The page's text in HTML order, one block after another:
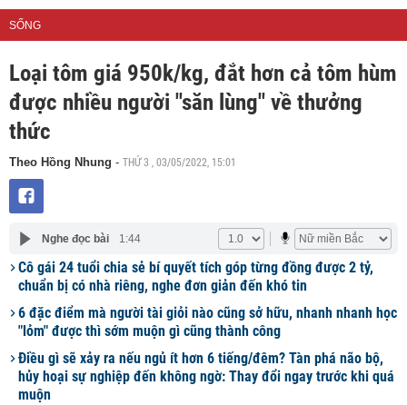
SỐNG
Loại tôm giá 950k/kg, đắt hơn cả tôm hùm
được nhiều người "săn lùng" về thưởng
thức
Theo Hồng Nhung - THỨ 3 , 03/05/2022, 15:01
Nghe đọc bài 1:44
Cô gái 24 tuổi chia sẻ bí quyết tích góp từng đồng được 2 tỷ,
chuẩn bị có nhà riêng, nghe đơn giản đến khó tin
6 đặc điểm mà người tài giỏi nào cũng sở hữu, nhanh nhanh học
"lỏm" được thì sớm muộn gì cũng thành công
Điều gì sẽ xảy ra nếu ngủ ít hơn 6 tiếng/đêm? Tàn phá não bộ,
hủy hoại sự nghiệp đến không ngờ: Thay đổi ngay trước khi quá
muộn